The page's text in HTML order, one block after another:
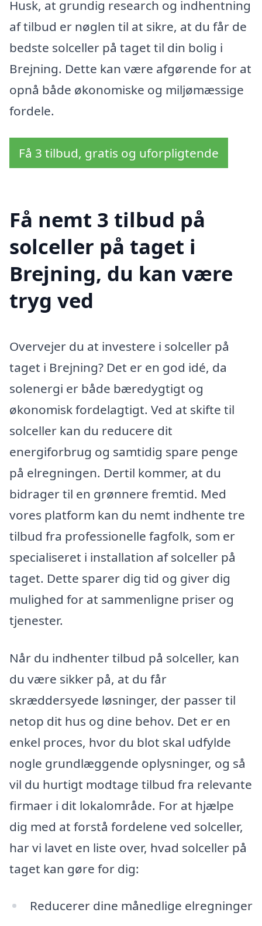
Husk, at grundig research og indhentning
af tilbud er nøglen til at sikre, at du får de
bedste solceller på taget til din bolig i
Brejning. Dette kan være afgørende for at
opnå både økonomiske og miljømæssige
fordele.
Få 3 tilbud, gratis og uforpligtende
Få nemt 3 tilbud på
solceller på taget i
Brejning, du kan være
tryg ved
Overvejer du at investere i solceller på
taget i Brejning? Det er en god idé, da
solenergi er både bæredygtigt og
økonomisk fordelagtigt. Ved at skifte til
solceller kan du reducere dit
energiforbrug og samtidig spare penge
på elregningen. Dertil kommer, at du
bidrager til en grønnere fremtid. Med
vores platform kan du nemt indhente tre
tilbud fra professionelle fagfolk, som er
specialiseret i installation af solceller på
taget. Dette sparer dig tid og giver dig
mulighed for at sammenligne priser og
tjenester.
Når du indhenter tilbud på solceller, kan
du være sikker på, at du får
skræddersyede løsninger, der passer til
netop dit hus og dine behov. Det er en
enkel proces, hvor du blot skal udfylde
nogle grundlæggende oplysninger, og så
vil du hurtigt modtage tilbud fra relevante
firmaer i dit lokalområde. For at hjælpe
dig med at forstå fordelene ved solceller,
har vi lavet en liste over, hvad solceller på
taget kan gøre for dig:
Reducerer dine månedlige elregninger